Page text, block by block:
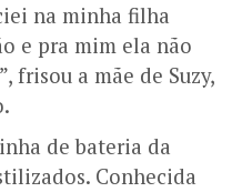
na minha filha
e pra mim ela não
frisou a mãe de Suzy,
de bateria da
Conhecida